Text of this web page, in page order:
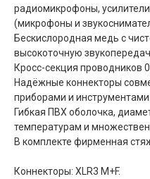
радиомикрофоны,
(микрофоны и
Бескислородная медь с
высокоточную
Кросс-секция проводников
Надёжные коннекторы
приборами и инструментами.
Гибкая ПВХ оболочка,
температурам и
В комплекте фирменная
Коннекторы: XLR3 M+F.